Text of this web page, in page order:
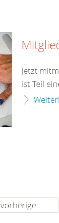
Jetzt
ist Teil
vorherige